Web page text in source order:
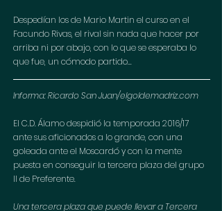
Despedían los de Mario Martin el curso en el
Facundo Rivas, el rival sin nada que hacer por
arriba ni por abajo, con lo que se esperaba lo
que fue, un cómodo partido...
Informa: Ricardo San Juan/elgoldemadriz.com
El C.D. Álamo despidió la temporada 2016/17
ante sus aficionados a lo grande, con una
goleada ante el Moscardó y con la mente
puesta en conseguir la tercera plaza del grupo
II de Preferente.
Una tercera plaza que puede llevar a Tercera